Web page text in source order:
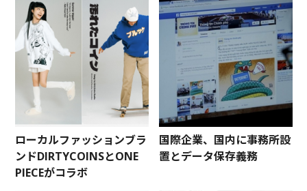
eSIMまで紹介
ローカルファッションブラ
ンドDIRTYCOINSとONE
PIECEがコラボ
国際企業、国内に事務所設
置とデータ保存義務